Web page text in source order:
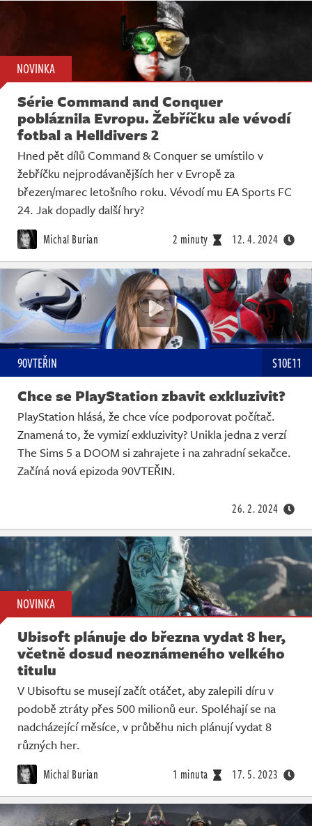
NOVINKA
Série Command and Conquer
pobláznila Evropu. Žebříčku ale vévodí
fotbal a Helldivers 2
Hned pět dílů Command & Conquer se umístilo v
žebříčku nejprodávanějších her v Evropě za
březen/marec letošního roku. Vévodí mu EA Sports FC
24. Jak dopadly další hry?
Michal Burian 2 minuty 12. 4. 2024
90VTEŘIN S10E11
Chce se PlayStation zbavit exkluzivit?
PlayStation hlásá, že chce více podporovat počítač.
Znamená to, že vymizí exkluzivity? Unikla jedna z verzí
The Sims 5 a DOOM si zahrajete i na zahradní sekačce.
Začíná nová epizoda 90VTEŘIN.
26. 2. 2024
NOVINKA
Ubisoft plánuje do března vydat 8 her,
včetně dosud neoznámeného velkého
titulu
V Ubisoftu se musejí začít otáčet, aby zalepili díru v
podobě ztráty přes 500 milionů eur. Spoléhají se na
nadcházející měsíce, v průběhu nich plánují vydat 8
různých her.
Michal Burian 1 minuta 17. 5. 2023